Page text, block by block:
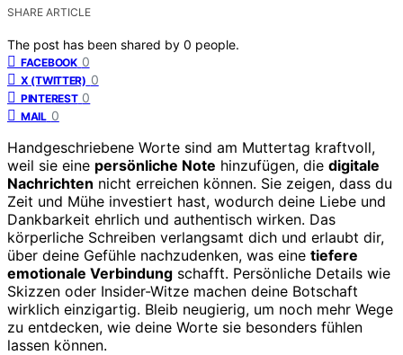
SHARE ARTICLE
The post has been shared by 0 people.
FACEBOOK 0
X (TWITTER) 0
PINTEREST 0
MAIL 0
Handgeschriebene Worte sind am Muttertag kraftvoll,
weil sie eine persönliche Note hinzufügen, die digitale
Nachrichten nicht erreichen können. Sie zeigen, dass du
Zeit und Mühe investiert hast, wodurch deine Liebe und
Dankbarkeit ehrlich und authentisch wirken. Das
körperliche Schreiben verlangsamt dich und erlaubt dir,
über deine Gefühle nachzudenken, was eine tiefere
emotionale Verbindung schafft. Persönliche Details wie
Skizzen oder Insider-Witze machen deine Botschaft
wirklich einzigartig. Bleib neugierig, um noch mehr Wege
zu entdecken, wie deine Worte sie besonders fühlen
lassen können.